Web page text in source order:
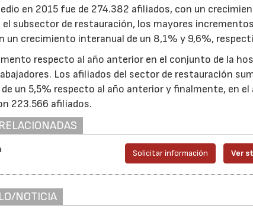
en 2015 fue de 274.382 afiliados, con un
el subsector de restauración, los mayores
un crecimiento interanual de un 8,1% y 9,6%,
respecto al año anterior en el conjunto de la
Los afiliados del sector de restauración
un 5,5% respecto al año anterior y finalmente, en
223.566 afiliados.
Solicitar información Ver
NOTICIA